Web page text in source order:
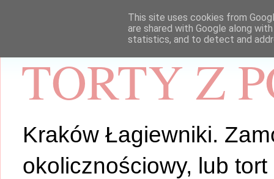
TORTY Z
Kraków Łagiewniki.
okolicznościowy, lub tort
This site uses cookies from
are shared with Google along
statistics, and to detect and